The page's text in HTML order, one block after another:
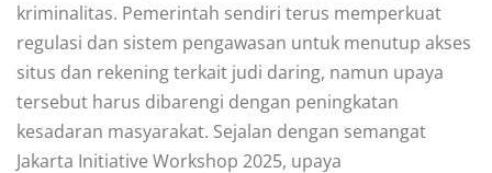
kriminalitas. Pemerintah sendiri terus memperkuat
regulasi dan sistem pengawasan untuk menutup akses
situs dan rekening terkait judi daring, namun upaya
tersebut harus dibarengi dengan peningkatan
kesadaran masyarakat. Sejalan dengan semangat
Jakarta Initiative Workshop 2025, upaya